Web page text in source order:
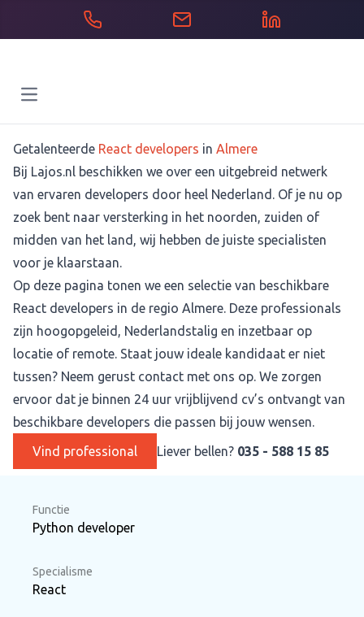
Open main menu
Getalenteerde React developers in Almere
Bij Lajos.nl beschikken we over een uitgebreid netwerk
van ervaren developers door heel Nederland. Of je nu op
zoek bent naar versterking in het noorden, zuiden of
midden van het land, wij hebben de juiste specialisten
voor je klaarstaan.
Op deze pagina tonen we een selectie van beschikbare
React developers in de regio Almere. Deze professionals
zijn hoogopgeleid, Nederlandstalig en inzetbaar op
locatie of remote. Staat jouw ideale kandidaat er niet
tussen? Neem gerust contact met ons op. We zorgen
ervoor dat je binnen 24 uur vrijblijvend cv’s ontvangt van
beschikbare developers die passen bij jouw wensen.
Vind professional
Liever bellen? 035 - 588 15 85
Functie
Python developer
Specialisme
React